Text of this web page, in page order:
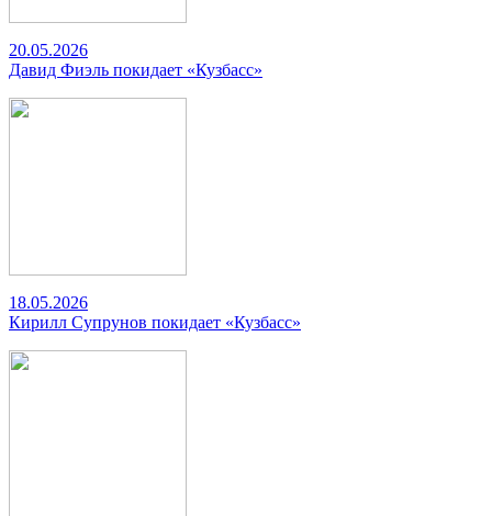
20.05.2026
Давид Фиэль покидает «Кузбасс»
18.05.2026
Кирилл Супрунов покидает «Кузбасс»